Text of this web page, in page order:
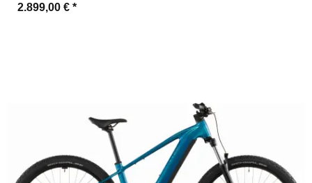
2.899,00 € *